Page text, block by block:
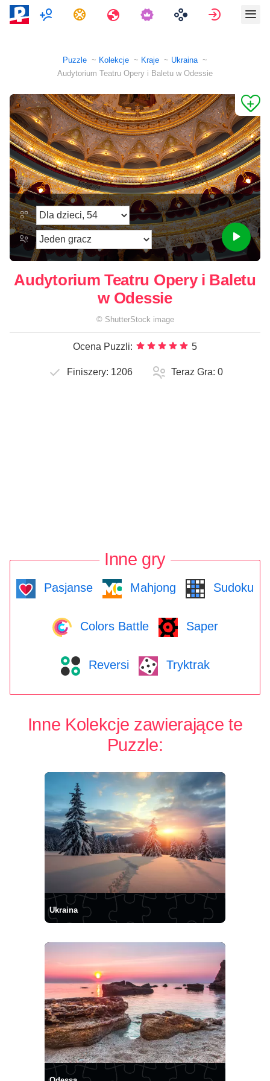
MultiplayerZadania Podróże Zaloguj
Puzzle Kolekcje Kraje
Ukraina
Audytorium Teatru Opery i Baletu w Odessie
Audytorium Teatru Opery i Baletu
w Odessie
© ShutterStock image
Ocena Puzzli: 5
Finiszery: 1206 Teraz Gra: 0
Inne gry
Pasjanse Mahjong Sudoku
Colors Battle Saper
Reversi Tryktrak
Inne Kolekcje zawierające te
Puzzle:
Ukraina